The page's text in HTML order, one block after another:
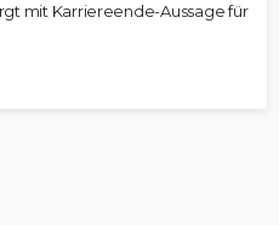
mit Karriereende-Aussage für